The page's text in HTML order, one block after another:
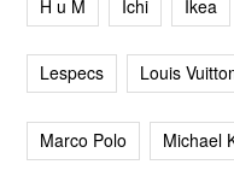
H u M Ichi Ikea
Lespecs Louis
Marco Polo Michael